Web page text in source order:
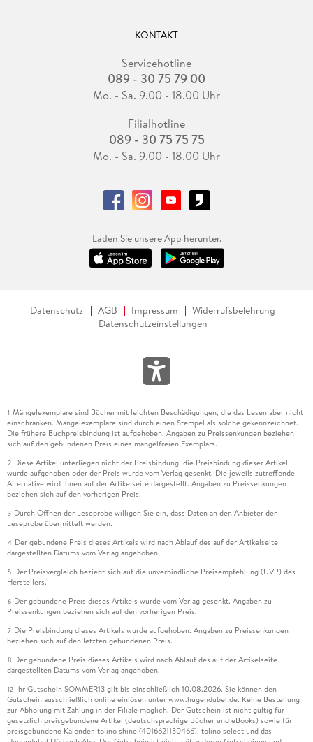
KONTAKT
Servicehotline
089 - 30 75 79 00
Mo. - Sa. 9.00 - 18.00 Uhr
Filialhotline
089 - 30 75 75 75
Mo. - Sa. 9.00 - 18.00 Uhr
Laden Sie unsere App herunter.
Datenschutz AGB Impressum
Widerrufsbelehrung
Datenschutzeinstellungen
1 Mängelexemplare sind Bücher mit leichten Beschädigungen, die das Lesen aber nicht
einschränken. Mängelexemplare sind durch einen Stempel als solche gekennzeichnet.
Die frühere Buchpreisbindung ist aufgehoben. Angaben zu Preissenkungen beziehen
sich auf den gebundenen Preis eines mangelfreien Exemplars.
2 Diese Artikel unterliegen nicht der Preisbindung, die Preisbindung dieser Artikel
wurde aufgehoben oder der Preis wurde vom Verlag gesenkt. Die jeweils zutreffende
Alternative wird Ihnen auf der Artikelseite dargestellt. Angaben zu Preissenkungen
beziehen sich auf den vorherigen Preis.
3 Durch Öffnen der Leseprobe willigen Sie ein, dass Daten an den Anbieter der
Leseprobe übermittelt werden.
4 Der gebundene Preis dieses Artikels wird nach Ablauf des auf der Artikelseite
dargestellten Datums vom Verlag angehoben.
5 Der Preisvergleich bezieht sich auf die unverbindliche Preisempfehlung (UVP) des
Herstellers.
6 Der gebundene Preis dieses Artikels wurde vom Verlag gesenkt. Angaben zu
Preissenkungen beziehen sich auf den vorherigen Preis.
7 Die Preisbindung dieses Artikels wurde aufgehoben. Angaben zu Preissenkungen
beziehen sich auf den letzten gebundenen Preis.
8 Der gebundene Preis dieses Artikels wird nach Ablauf des auf der Artikelseite
dargestellten Datums vom Verlag angehoben.
12 Ihr Gutschein SOMMER13 gilt bis einschließlich 10.08.2026. Sie können den
Gutschein ausschließlich online einlösen unter www.hugendubel.de. Keine Bestellung
zur Abholung mit Zahlung in der Filiale möglich. Der Gutschein ist nicht gültig für
gesetzlich preisgebundene Artikel (deutschsprachige Bücher und eBooks) sowie für
preisgebundene Kalender, tolino shine (4016621130466), tolino select und das